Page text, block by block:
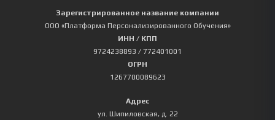
Зарегистрированное название компании
ООО «Платформа Персонализированного Обучения»
ИНН / КПП
9724238893 / 772401001
ОГРН
1267700089623
Адрес
ул. Шипиловская, д. 22